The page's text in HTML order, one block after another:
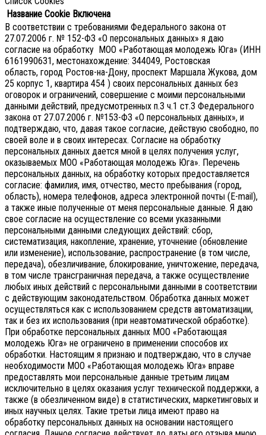
Название Cookie Включена
В соответствии с требованиями Федерального закона от
27.07.2006 г. № 152-ФЗ «О персональных данных» я даю
согласие на обработку МОО «Работающая молодежь Юга» (ИНН
6161990631, местонахождение: 344049, Ростовская
область, город Ростов-на-Дону, проспект Маршала Жукова, дом
25 корпус 1, квартира 454 ) своих персональных данных без
оговорок и ограничений, совершение с моими персональными
данными действий, предусмотренных п.3 ч.1 ст.3 Федерального
закона от 27.07.2006 г. №153-ФЗ «О персональных данных», и
подтверждаю, что, давая такое согласие, действую свободно, по
своей воле и в своих интересах. Согласие на обработку
персональных данных дается мной в целях получения услуг,
оказываемых МОО «Работающая молодежь Юга». Перечень
персональных данных, на обработку которых предоставляется
согласие: фамилия, имя, отчество, место пребывания (город,
область), номера телефонов, адреса электронной почты (E-mail),
а также иные полученные от меня персональные данные. Я даю
свое согласие на осуществление со всеми указанными
персональными данными следующих действий: сбор,
систематизация, накопление, хранение, уточнение (обновление
или изменение), использование, распространение (в том числе,
передача), обезличивание, блокирование, уничтожение, передача,
в том числе трансграничная передача, а также осуществление
любых иных действий с персональными данными в соответствии
с действующим законодательством. Обработка данных может
осуществляться как с использованием средств автоматизации,
так и без их использования (при неавтоматической обработке).
При обработке персональных данных МОО «Работающая
молодежь Юга» не ограничено в применении способов их
обработки. Настоящим я признаю и подтверждаю, что в случае
необходимости МОО «Работающая молодежь Юга» вправе
предоставлять мои персональные данные третьим лицам
исключительно в целях оказания услуг технической поддержки, а
также (в обезличенном виде) в статистических, маркетинговых и
иных научных целях. Такие третьи лица имеют право на
обработку персональных данных на основании настоящего